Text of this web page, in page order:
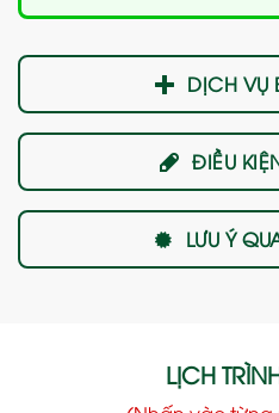
LỊCH
DỊCH VỤ
ĐIỀU
LƯU Ý